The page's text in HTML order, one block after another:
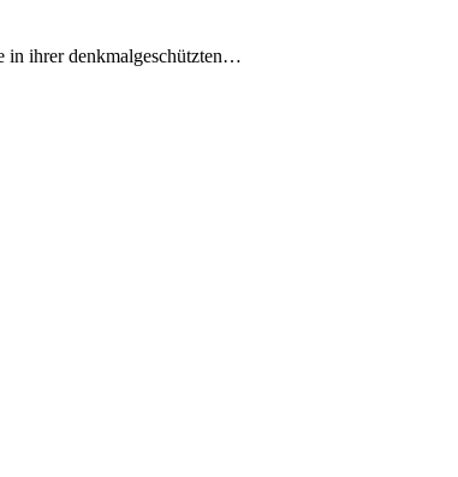
in ihrer denkmalgeschützten…